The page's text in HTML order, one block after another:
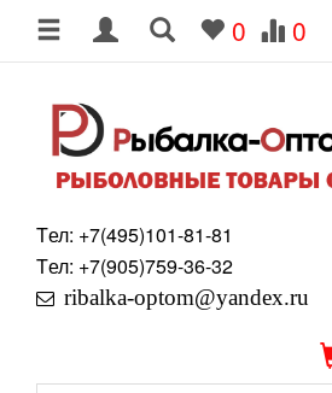
0 0
Tел: +7(495)101-81-81
Tел: +7(905)759-36-32
ribalka-optom@yandex.ru